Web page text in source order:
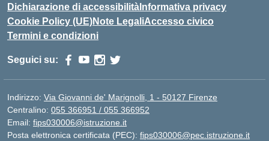
Dichiarazione di accessibilità Informativa privacy
Cookie Policy (UE)Note LegaliAccesso civico
Termini e condizioni
Seguici su:
Indirizzo: Via Giovanni de' Marignolli, 1 - 50127 Firenze
Centralino: 055 366951 / 055 366952
Email: fips030006@istruzione.it
Posta elettronica certificata (PEC): fips030006@pec.istruzione.it